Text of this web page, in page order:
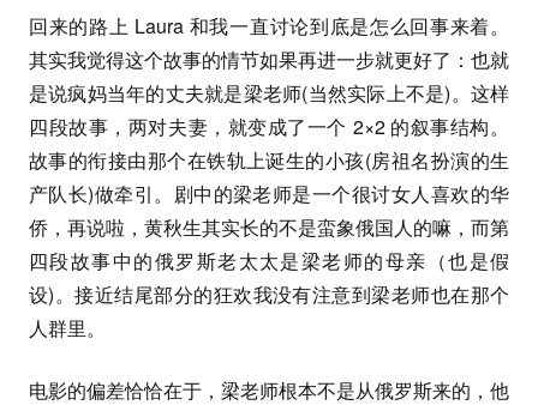
回来的路上 Laura 和我一直讨论到底是怎么回事来着。
其实我觉得这个故事的情节如果再进一步就更好了：也就
是说疯妈当年的丈夫就是梁老师(当然实际上不是)。这样
四段故事，两对夫妻，就变成了一个 2×2 的叙事结构。
故事的衔接由那个在铁轨上诞生的小孩(房祖名扮演的生
产队长)做牵引。剧中的梁老师是一个很讨女人喜欢的华
侨，再说啦，黄秋生其实长的不是蛮象俄国人的嘛，而第
四段故事中的俄罗斯老太太是梁老师的母亲（也是假
设)。接近结尾部分的狂欢我没有注意到梁老师也在那个
人群里。
电影的偏差恰恰在于，梁老师根本不是从俄罗斯来的，他